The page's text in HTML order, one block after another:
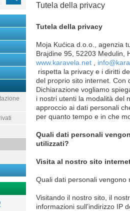
Tutela della privacy
Tutela della privacy
Moja Kućica d.o.o., agenzia
Brajdine 95, 52203 Medulin,
www.karavela.net ,
rispetta la privacy e i diritti
del proprio sito internet. Con
Dichiarazione vogliamo
i nostri utenti la modalità del
approccio ai dati personali
per quanto tempo e in che
Quali dati personali
utilizzati?
Visita al nostro sito
Quali dati personali vengono
Visitando il nostro sito, il
informazioni sull’indirizzo IP